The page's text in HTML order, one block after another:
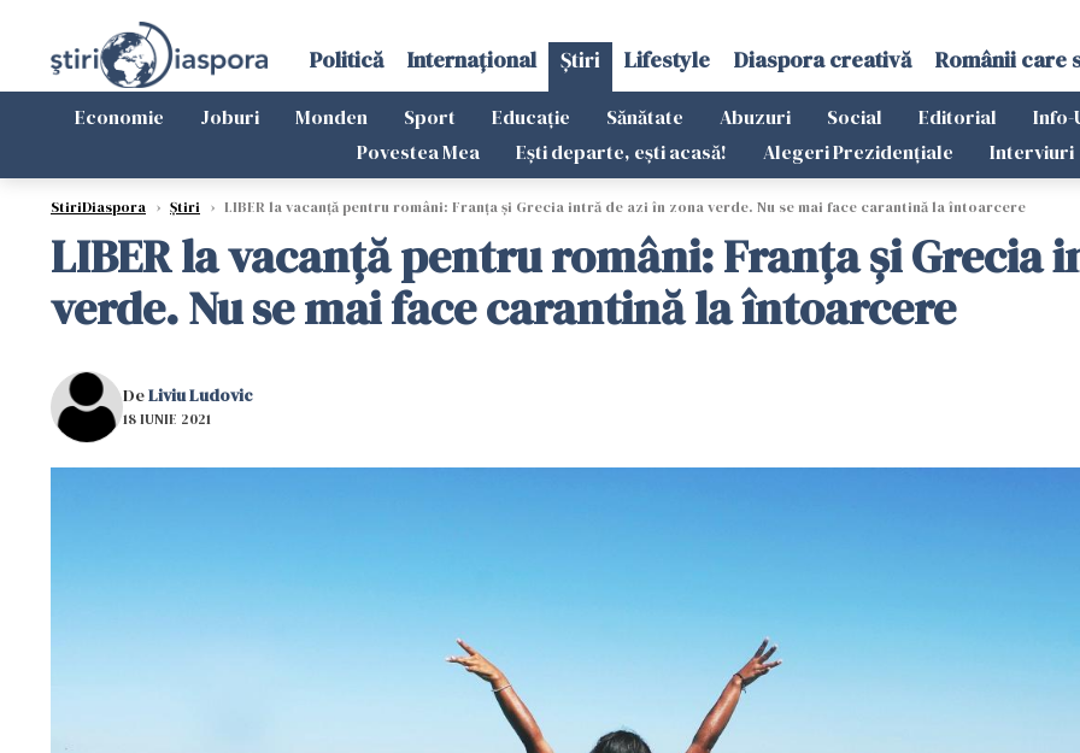
Politică Internațional Știri Lifestyle Diaspora creativă Românii care
Economie Joburi Monden Sport Educație Sănătate Abuzuri Social Editorial Info-
Povestea Mea
Ești departe, ești acasă! Alegeri Prezidențiale Interviuri
StiriDiaspora › Știri › LIBER la vacanță pentru români: Franța și Grecia intră de azi în zona verde. Nu se mai face carantină la întoarcere
LIBER la vacanță pentru români: Franța și Grecia
verde. Nu se mai face carantină la întoarcere
DeLiviu Ludovic
18 IUNIE 2021